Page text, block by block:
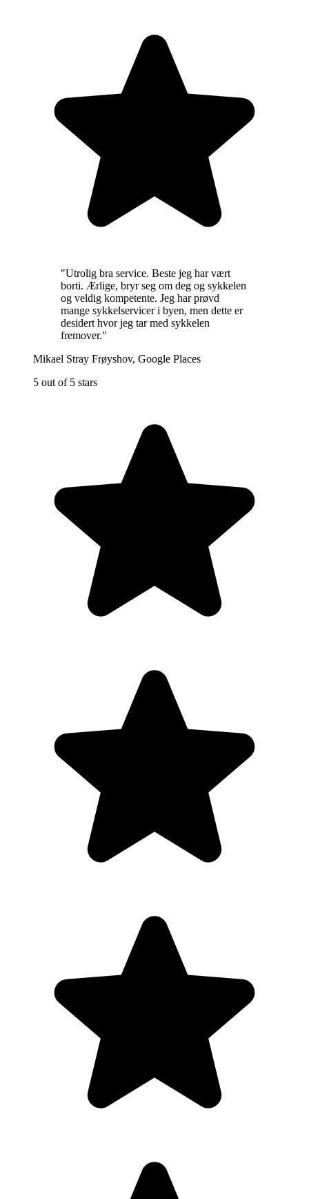
"Utrolig bra service. Beste jeg har vært
borti. Ærlige, bryr seg om deg og sykkelen
og veldig kompetente. Jeg har prøvd
mange sykkelservicer i byen, men dette er
desidert hvor jeg tar med sykkelen
fremover."
Mikael Stray Frøyshov, Google Places
5 out of 5 stars